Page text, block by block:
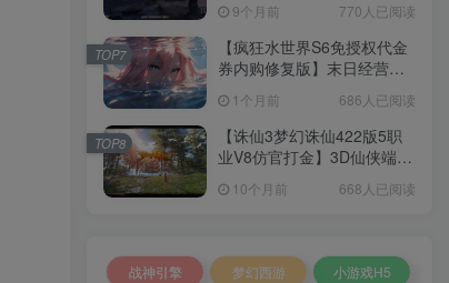
端+GM指令+PC客户端+架设
教程
9个月前 770人已阅读
【疯狂水世界S6免授权代金
券内购修复版】末日经营生
工具+管理后台+CDK授权后
台+安卓+架设教程
1个月前 686人已阅读
TOP7
【诛仙3梦幻诛仙422版5职
业V8仿官打金】3D仙侠端游
工具+PC客户端+架设教程
10个月前 668人已阅读
TOP8
战神引擎 梦幻西游
小游戏H5